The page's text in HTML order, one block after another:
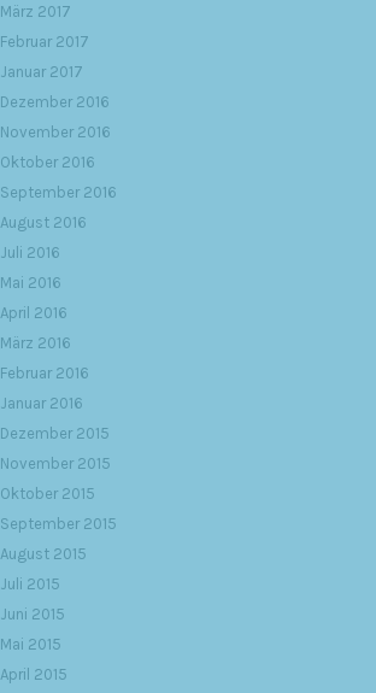
März 2017
Februar 2017
Januar 2017
Dezember 2016
November 2016
Oktober 2016
September 2016
August 2016
Juli 2016
Mai 2016
April 2016
März 2016
Februar 2016
Januar 2016
Dezember 2015
November 2015
Oktober 2015
September 2015
August 2015
Juli 2015
Juni 2015
Mai 2015
April 2015